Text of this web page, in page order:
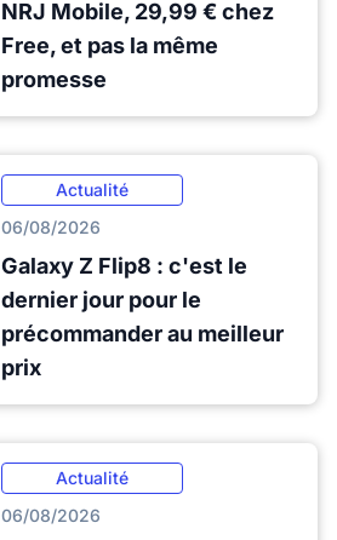
NRJ Mobile, 29,99 € chez
Free, et pas la même
promesse
Actualité
06/08/2026
Galaxy Z Flip8 : c'est le
dernier jour pour le
précommander au meilleur
prix
Actualité
06/08/2026